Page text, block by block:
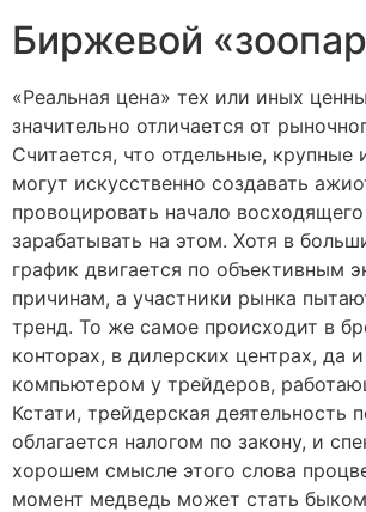
Биржевой
«Реальная цена» тех или иных
значительно отличается от
Считается, что отдельные, крупные
могут искусственно создавать
провоцировать начало
зарабатывать на этом. Хотя в
график двигается по объективным
причинам, а участники рынка
тренд. То же самое происходит в
конторах, в дилерских центрах, да
компьютером у трейдеров,
Кстати, трейдерская деятельность
облагается налогом по закону, и
хорошем смысле этого слова
момент медведь может стать